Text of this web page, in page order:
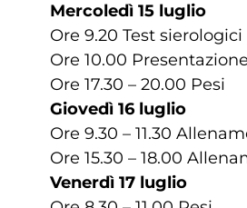
Mercoledì 15 luglio
Ore 9.20 Test
Ore 10.00
Ore 17.30 – 20.00 Pesi
Giovedì 16 luglio
Ore 9.30 – 11.30
Ore 15.30 – 18.00
Venerdì 17 luglio